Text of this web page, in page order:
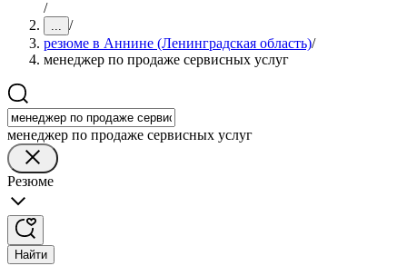
/
... /
резюме в Аннине (Ленинградская область)/
менеджер по продаже сервисных услуг
менеджер по продаже сервисных услуг
Резюме
Найти